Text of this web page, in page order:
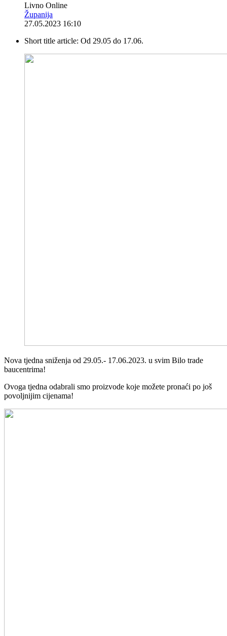
Livno Online
Županija
27.05.2023 16:10
Short title article: Od 29.05 do 17.06.
Nova tjedna sniženja od 29.05.- 17.06.2023. u svim Bilo trade
baucentrima!
Ovoga tjedna odabrali smo proizvode koje možete pronaći po još
povoljnijim cijenama!